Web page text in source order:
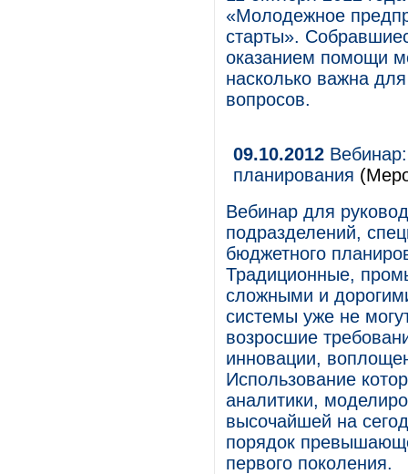
«Молодежное
старты».
оказанием помощи
насколько важна
вопросов.
09.10.2012
планирования
Вебинар для
подразделений,
бюджетного
Традиционные,
сложными и
системы уже не
возросшие
инновации,
Использование
аналитики,
высочайшей на
порядок
первого поколения.